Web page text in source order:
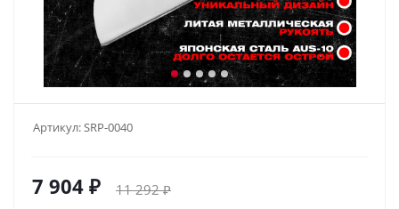
Артикул:SRP-0040
7 904 ₽ 11 292₽